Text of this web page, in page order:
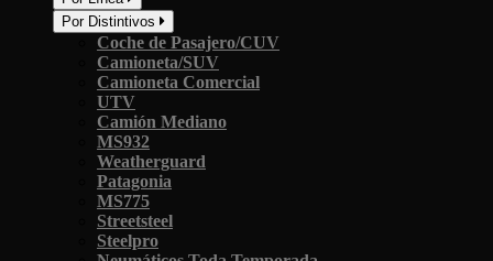
Por Distintivos
Coche de Pasajero/CUV
Camioneta/SUV
Camioneta Comercial
UTV
Camión Mediano
MS932
Weatherguard
Patagonia
MS775
Streetsteel
Steelpro